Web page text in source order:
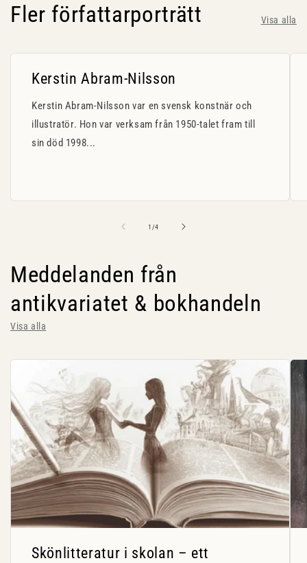
Fler författarporträtt Visa alla
Kerstin Abram-Nilsson
Kerstin Abram-Nilsson var en svensk konstnär och
illustratör. Hon var verksam från 1950-talet fram till
sin död 1998...
1 /av
4
Meddelanden från
antikvariatet & bokhandeln
Visa alla
Skönlitteratur i skolan – ett